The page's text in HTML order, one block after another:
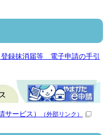
録抹消届等 電子申請の手引
サービス） （外部リンク）